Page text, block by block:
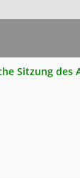
Sitzung des